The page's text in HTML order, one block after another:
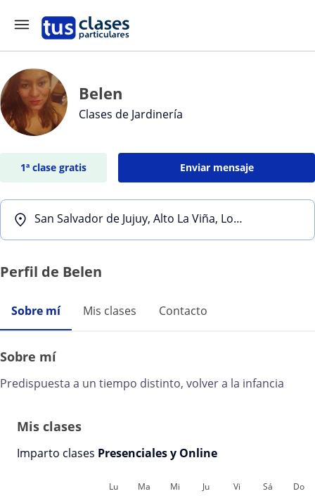
Belen
Clases de Jardinería
1ª clase gratis Enviar mensaje
San Salvador de Jujuy, Alto La Viña, Los Perales, San Pedrito
Perfil de Belen
Sobre mí Mis clases Contacto
Sobre mí
Predispuesta a un tiempo distinto, volver a la infancia
Mis clases
Imparto clases Presenciales y Online
Lu Ma Mi Ju Vi Sá Do